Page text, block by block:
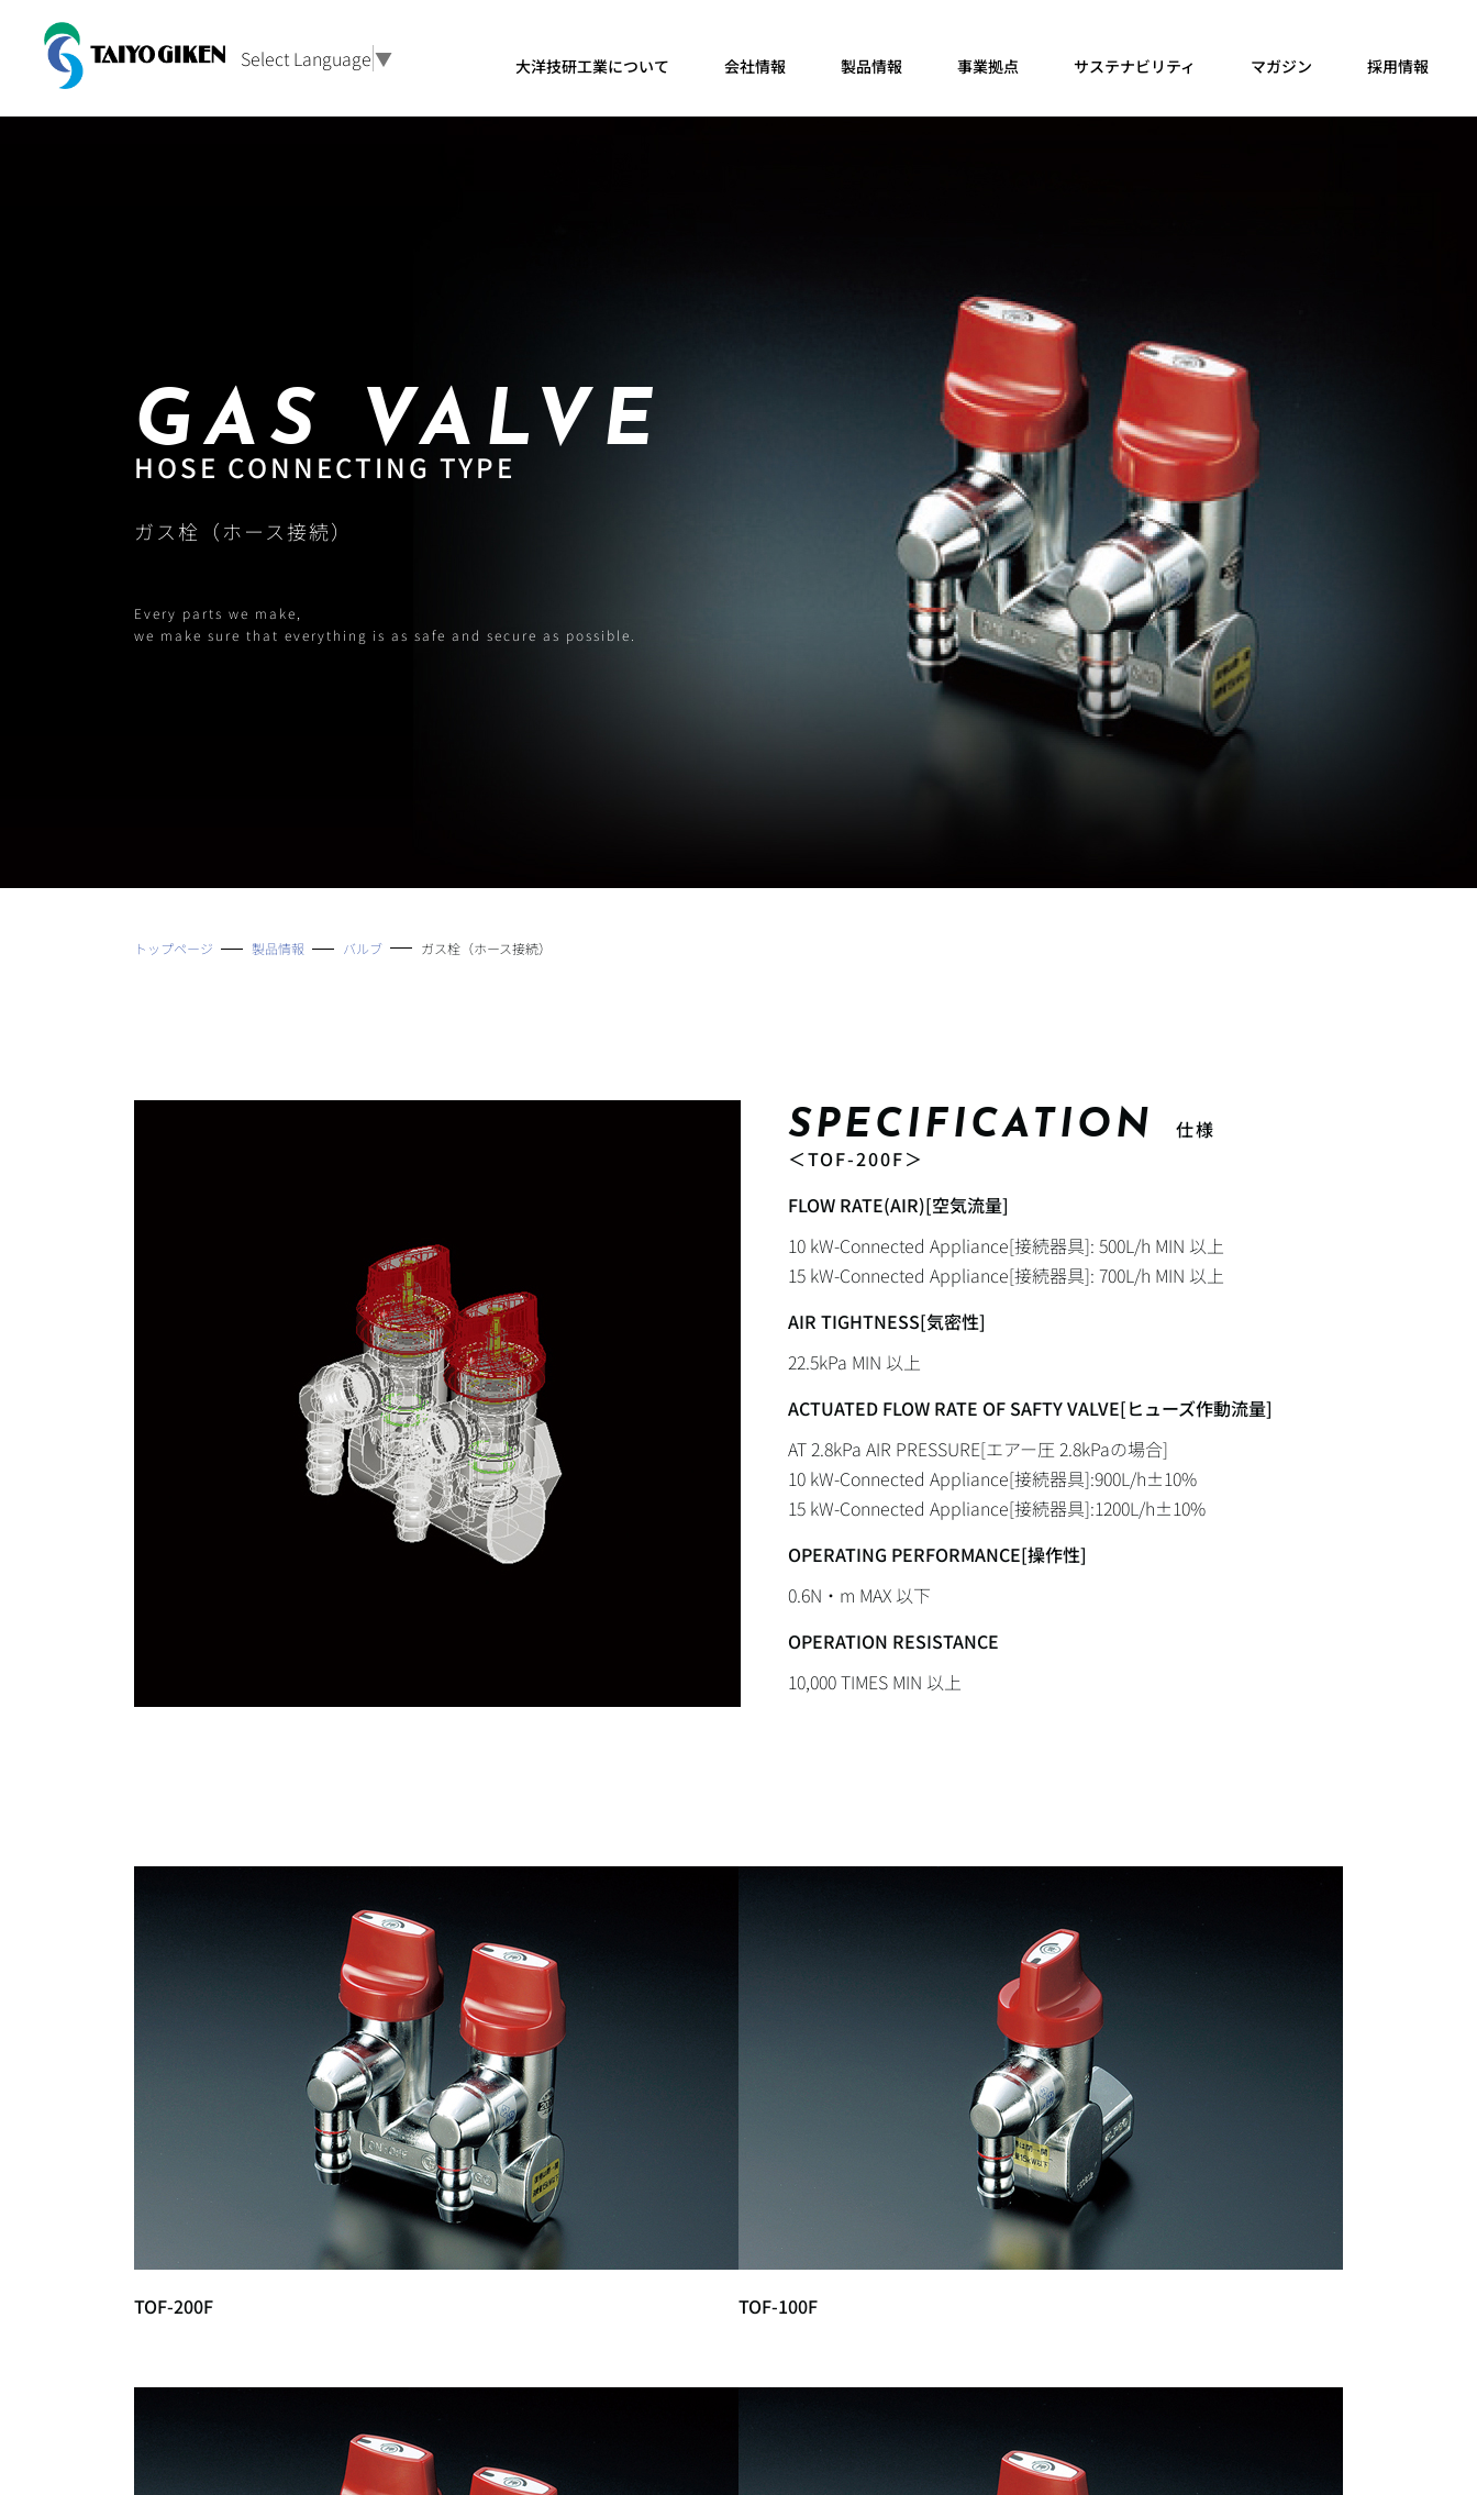
Select Language▼ 大洋技研工業について 会社情報 製品情報 事業拠点 サステナビリティ マガジン 採用情報
GAS VALVE
HOSE CONNECTING TYPE
ガス栓（ホース接続）
Every parts we make,
we make sure that everything is as safe and secure as possible.
トップページ 製品情報 バルブ ガス栓（ホース接続）
SPECIFICATION
仕様
＜TOF-200F＞
FLOW RATE(AIR)[空気流量]
10 kW-Connected Appliance[接続器具]: 500L/h MIN 以上
15 kW-Connected Appliance[接続器具]: 700L/h MIN 以上
AIR TIGHTNESS[気密性]
22.5kPa MIN 以上
ACTUATED FLOW RATE OF SAFTY VALVE[ヒューズ作動流量]
AT 2.8kPa AIR PRESSURE[エアー圧 2.8kPaの場合]
10 kW-Connected Appliance[接続器具]:900L/h±10%
15 kW-Connected Appliance[接続器具]:1200L/h±10%
OPERATING PERFORMANCE[操作性]
0.6N・m MAX 以下
OPERATION RESISTANCE
10,000 TIMES MIN 以上
TOF-200F TOF-100F